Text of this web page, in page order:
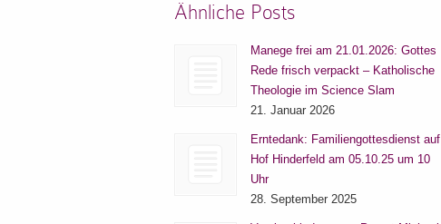
Ähnliche Posts
Manege frei am 21.01.2026: Gottes
Rede frisch verpackt – Katholische
Theologie im Science Slam
21. Januar 2026
Erntedank: Familiengottesdienst auf
Hof Hinderfeld am 05.10.25 um 10
Uhr
28. September 2025